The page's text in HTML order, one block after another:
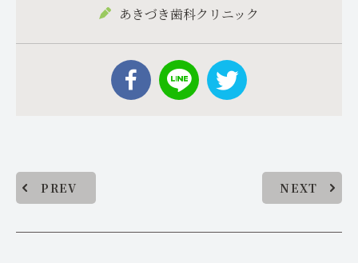
あきづき歯科クリニック
PREV NEXT